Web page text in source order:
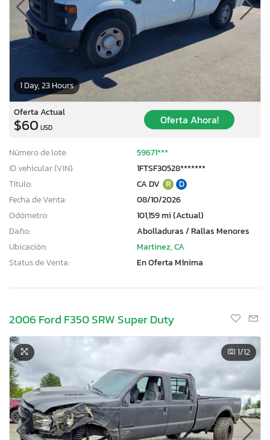
1 Day, 23 Hours
Oferta Actual
$60 USD
Oferta Ahora!
Número de lote:
59671***
ID vehicular (VIN):
1FTSF30528*******
Título:
CA DV R
D
Fecha de Venta:
08/10/2026
Odómetro:
101,159 mi (Actual)
Daño:
Abolladuras / Rallas Menores
Ubicación:
Martinez, CA
Status de Venta:
En Oferta Mínima
2006 Ford F350 SRW Super Duty
1/12